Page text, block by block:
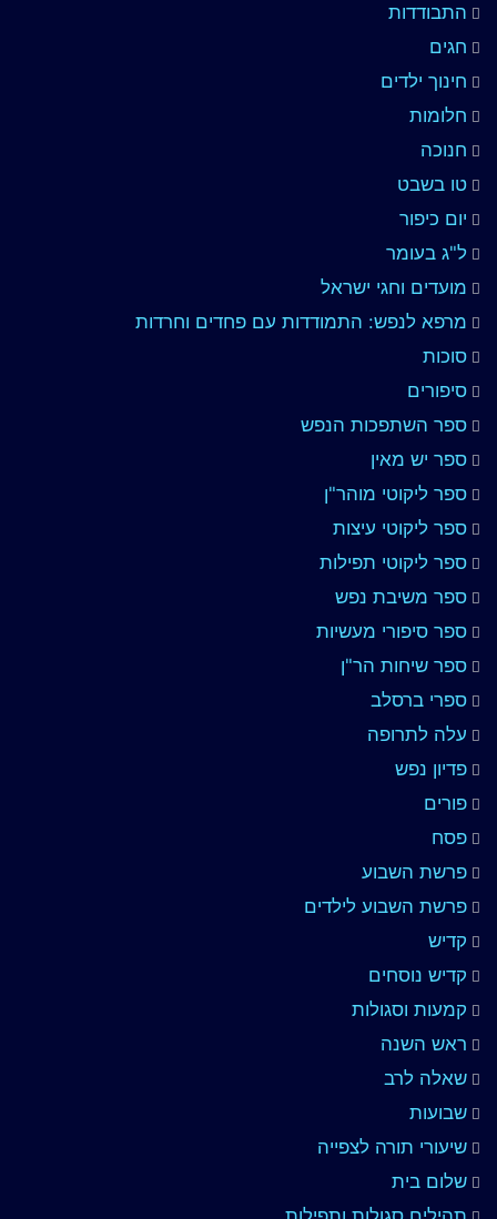
התבודדות
חגים
חינוך ילדים
חלומות
חנוכה
טו בשבט
יום כיפור
ל"ג בעומר
מועדים וחגי ישראל
מרפא לנפש: התמודדות עם פחדים וחרדות
סוכות
סיפורים
ספר השתפכות הנפש
ספר יש מאין
ספר ליקוטי מוהר"ן
ספר ליקוטי עיצות
ספר ליקוטי תפילות
ספר משיבת נפש
ספר סיפורי מעשיות
ספר שיחות הר"ן
ספרי ברסלב
עלה לתרופה
פדיון נפש
פורים
פסח
פרשת השבוע
פרשת השבוע לילדים
קדיש
קדיש נוסחים
קמעות וסגולות
ראש השנה
שאלה לרב
שבועות
שיעורי תורה לצפייה
שלום בית